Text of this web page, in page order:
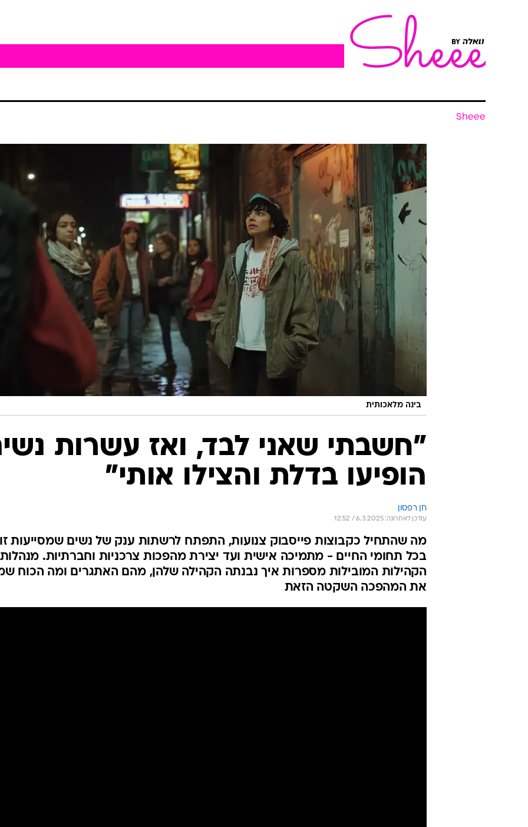
Sheee
בינה מלאכותית
"חשבתי שאני לבד, ואז עשרות
הופיעו בדלת והצילו אותי"
חן רפסון
עודכן לאחרונה: 6.3.2025 / 12:52
מה שהתחיל כקבוצות פייסבוק צנועות, התפתח לרשתות ענק של נשים שמסייעות זו
בכל תחומי החיים - מתמיכה אישית ועד יצירת מהפכות צרכניות וחברתיות. מנהלות
הקהילות המובילות מספרות איך נבנתה הקהילה שלהן, מהם האתגרים ומה הכוח
את המהפכה השקטה הזאת